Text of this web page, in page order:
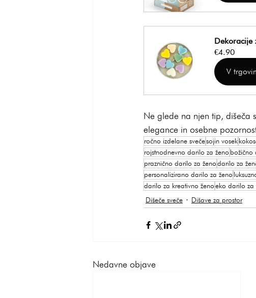
Dekoracije
€4.90
V
Ne glede na njen tip, dišeča
elegance in osebne
ročno izdelane svečesojin vosek
rojstnodnevno darilo za ženobožično
praznično darilo za ženodarilo za
personalizirano darilo za ženo
darilo za kreativno ženoeko darilo za
Dišeče sveče
Dišave za prostor
Nedavne objave